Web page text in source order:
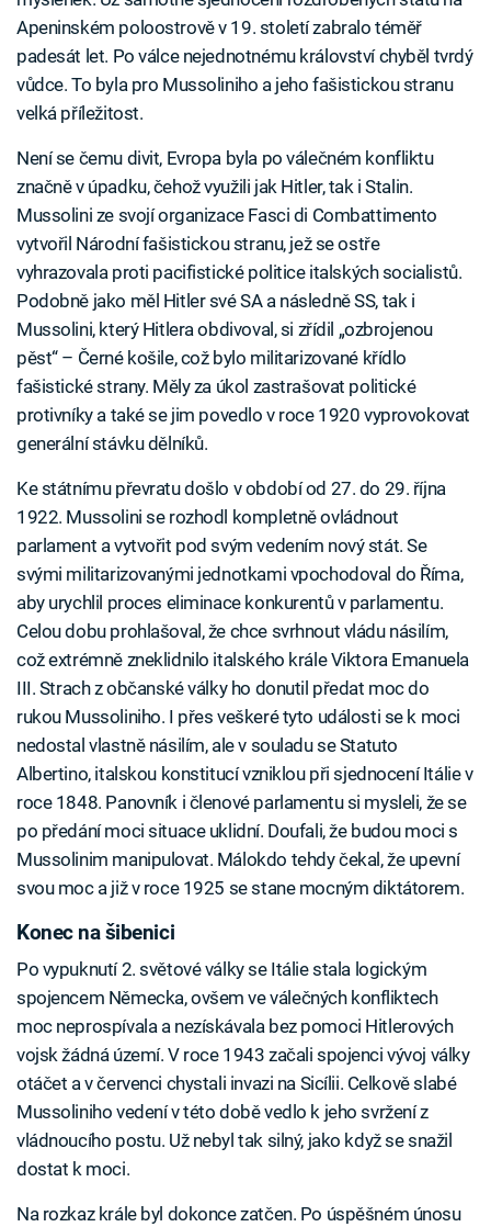
Apeninském poloostrově v 19. století zabralo téměř
padesát let. Po válce nejednotnému království chyběl tvrdý
vůdce. To byla pro Mussoliniho a jeho fašistickou stranu
velká příležitost.
Není se čemu divit, Evropa byla po válečném konfliktu
značně v úpadku, čehož využili jak Hitler, tak i Stalin.
Mussolini ze svojí organizace Fasci di Combattimento
vytvořil Národní fašistickou stranu, jež se ostře
vyhrazovala proti pacifistické politice italských socialistů.
Podobně jako měl Hitler své SA a následně SS, tak i
Mussolini, který Hitlera obdivoval, si zřídil „ozbrojenou
pěst“ – Černé košile, což bylo militarizované křídlo
fašistické strany. Měly za úkol zastrašovat politické
protivníky a také se jim povedlo v roce 1920 vyprovokovat
generální stávku dělníků.
Ke státnímu převratu došlo v období od 27. do 29. října
1922. Mussolini se rozhodl kompletně ovládnout
parlament a vytvořit pod svým vedením nový stát. Se
svými militarizovanými jednotkami vpochodoval do Říma,
aby urychlil proces eliminace konkurentů v parlamentu.
Celou dobu prohlašoval, že chce svrhnout vládu násilím,
což extrémně zneklidnilo italského krále Viktora Emanuela
III. Strach z občanské války ho donutil předat moc do
rukou Mussoliniho. I přes veškeré tyto události se k moci
nedostal vlastně násilím, ale v souladu se Statuto
Albertino, italskou konstitucí vzniklou při sjednocení Itálie v
roce 1848. Panovník i členové parlamentu si mysleli, že se
po předání moci situace uklidní. Doufali, že budou moci s
Mussolinim manipulovat. Málokdo tehdy čekal, že upevní
svou moc a již v roce 1925 se stane mocným diktátorem.
Konec na šibenici
Po vypuknutí 2. světové války se Itálie stala logickým
spojencem Německa, ovšem ve válečných konfliktech
moc neprospívala a nezískávala bez pomoci Hitlerových
vojsk žádná území. V roce 1943 začali spojenci vývoj války
otáčet a v červenci chystali invazi na Sicílii. Celkově slabé
Mussoliniho vedení v této době vedlo k jeho svržení z
vládnoucího postu. Už nebyl tak silný, jako když se snažil
dostat k moci.
Na rozkaz krále byl dokonce zatčen. Po úspěšném únosu